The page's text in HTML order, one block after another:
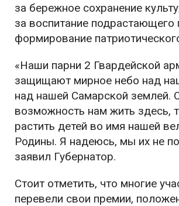
за бережное сохранение
за воспитание подрастающего
формирование
«Наши парни 2 Гвардейской
защищают мирное небо над
над нашей Самарской землей.
возможность нам жить здесь,
растить детей во имя нашей
Родины. Я надеюсь, мы их не
заявил Губернатор.
Стоит отметить, что многие
перевели свои премии,